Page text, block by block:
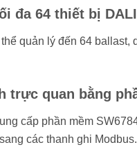
đa 64 thiết bị DALI
quản lý đến 64
trực quan bằng
cấp phần mềm
các thanh ghi Modbus.